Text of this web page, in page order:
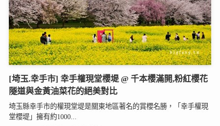
[埼玉.幸手市] 幸手權現堂櫻堤 @ 千本櫻滿開,粉紅櫻花
隧道與金黃油菜花的絕美對比
埼玉縣幸手市的權現堂堤是關東地區著名的賞櫻名勝，「幸手權現
堂櫻堤」擁有約1000...